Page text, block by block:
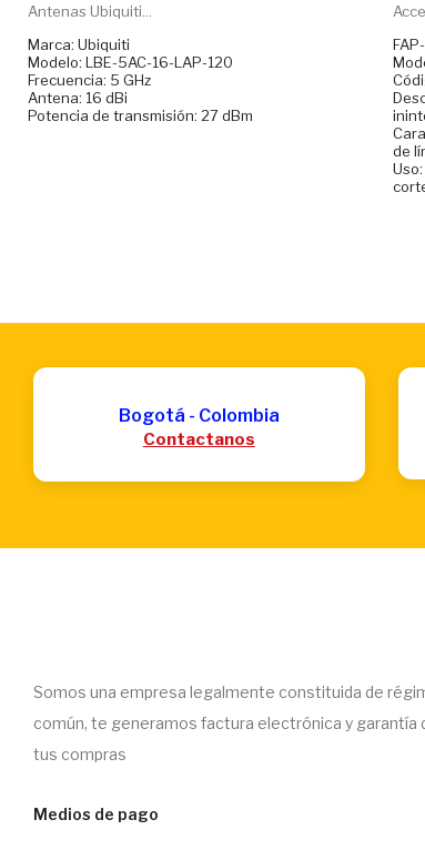
Antenas Ubiquiti...
Marca: Ubiquiti
Modelo: LBE-5AC-16-LAP-120
Frecuencia: 5 GHz
Antena: 16 dBi
Potencia de transmisión: 27 dBm
de
Bogotá - Colombia
Contactanos
Somos una empresa legalmente constituida de
común, te generamos factura electrónica y garantía
tus compras
Medios de pago